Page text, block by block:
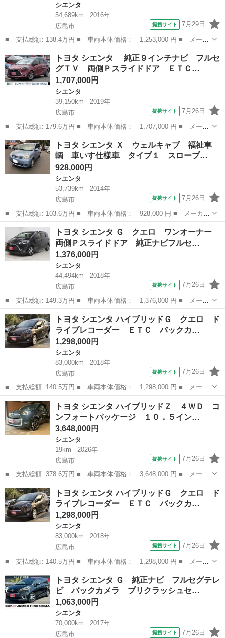
シエンタ
54,689km
2016年
広島市
提携サイト 7月29日
■ 支払総額: 138.4万円 ■ 車両本体価格： 1,253,000 円 ■ メーカ
ー名： トヨタ ■ 車種名： シエンタ ■ グレード名： Ｇ アイ
ドリングストップ 純正フルセグＳＤナビ 両側ＰＳドア スマート
エントリ...
広島 広島市 シエンタ
トヨタ シエンタ 純正９インチナビ フルセ
グＴＶ 両側Ｐスライドドア ＥＴＣ…
1,707,000円
シエンタ
39,150km
2019年
広島市
提携サイト 7月26日
■ 支払総額: 179.6万円 ■ 車両本体価格： 1,707,000 円 ■ メーカ
ー名： トヨタ ■ 車種名： シエンタ ■ グレード名： 純正９
インチナビ フルセグＴＶ 両側Ｐスライドドア ＥＴＣ クルーズ
コントロ...
広島 広島市 シエンタ
トヨタ シエンタ Ｘ ウェルキャブ 福祉車
輌 車いす仕様車 タイプ１ スロープ…
928,000円
シエンタ
53,739km
2014年
広島市
提携サイト 7月26日
■ 支払総額: 103.6万円 ■ 車両本体価格： 928,000 円 ■ メーカー
名： トヨタ ■ 車種名： シエンタ ■ グレード名： Ｘ ウェル
キャブ 福祉車輌 車いす仕様車 タイプ１ スロープタイプ 手動
固定装置付...
広島 広島市 シエンタ
トヨタ シエンタ Ｇ クエロ ワンオーナー
両側Ｐスライドドア 純正ナビフルセ…
1,376,000円
シエンタ
44,494km
2018年
広島市
提携サイト 7月26日
■ 支払総額: 149.3万円 ■ 車両本体価格： 1,376,000 円 ■ メーカ
ー名： トヨタ ■ 車種名： シエンタ ■ グレード名： Ｇ クエ
ロ ワンオーナー 両側Ｐスライドドア 純正ナビフルセグ 全方位
モニター...
広島 広島市 シエンタ
トヨタ シエンタ ハイブリッドＧ クエロ ド
ライブレコーダー ＥＴＣ バックカ…
1,298,000円
シエンタ
83,000km
2018年
広島市
提携サイト 7月26日
■ 支払総額: 140.5万円 ■ 車両本体価格： 1,298,000 円 ■ メーカ
ー名： トヨタ ■ 車種名： シエンタ ■ グレード名： ハイブリ
ッドＧ クエロ ドライブレコーダー ＥＴＣ バックカメラ Ｔ
Ｖ レーン...
広島 広島市 シエンタ
トヨタ シエンタ ハイブリッドＺ ４ＷＤ コ
ンフォートパッケージ １０．５イン…
3,648,000円
シエンタ
19km
2026年
広島市
提携サイト 7月26日
■ 支払総額: 378.6万円 ■ 車両本体価格： 3,648,000 円 ■ メーカ
ー名： トヨタ ■ 車種名： シエンタ ■ グレード名： ハイブリ
ッドＺ ４ＷＤ コンフォートパッケージ １０．５インチナビＴ
Ｖ 床下透...
広島 広島市 シエンタ
トヨタ シエンタ ハイブリッドＧ クエロ ド
ライブレコーダー ＥＴＣ バックカ…
1,298,000円
シエンタ
83,000km
2018年
広島市
提携サイト 7月26日
■ 支払総額: 140.5万円 ■ 車両本体価格： 1,298,000 円 ■ メーカ
ー名： トヨタ ■ 車種名： シエンタ ■ グレード名： ハイブリ
ッドＧ クエロ ドライブレコーダー ＥＴＣ バックカメラ Ｔ
Ｖ レーン...
広島 広島市 シエンタ
トヨタ シエンタ Ｇ 純正ナビ フルセグテレ
ビ バックカメラ プリクラッシュセ…
1,063,000円
シエンタ
70,000km
2017年
広島市
提携サイト 7月26日